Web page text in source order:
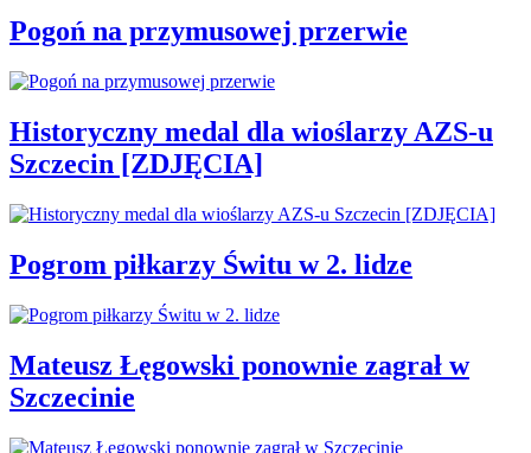
Pogoń na przymusowej przerwie
Historyczny medal dla wioślarzy AZS-u
Szczecin [ZDJĘCIA]
Pogrom piłkarzy Świtu w 2. lidze
Mateusz Łęgowski ponownie zagrał w
Szczecinie